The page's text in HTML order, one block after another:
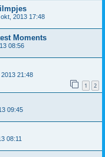
2013 17:48
Moments
08:56
21:48
1 2
09:45
08:11